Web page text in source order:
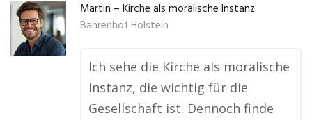
Martin – Kirche als moralische Instanz.
Bahrenhof Holstein
Ich sehe die Kirche als moralische
Instanz, die wichtig für die
Gesellschaft ist. Dennoch finde